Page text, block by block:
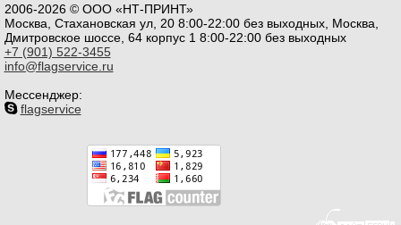
2006-2026 © ООО «НТ-ПРИНТ»
Москва, Стахановская ул, 20 8:00-22:00 без выходных, Москва,
Дмитровское шоссе, 64 корпус 1 8:00-22:00 без выходных
+7 (901) 522-3455
info@flagservice.ru
Мессенджер:
flagservice